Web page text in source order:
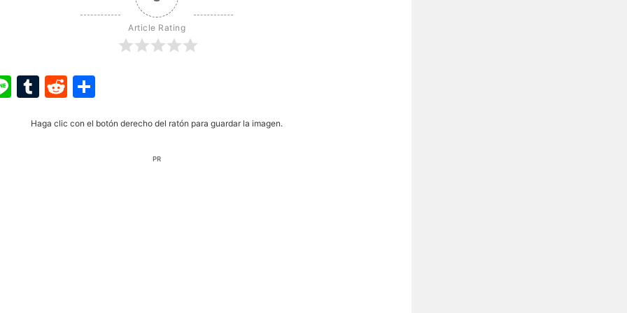
Article Rating
LineTumblr
Reddit
Haga clic con el botón derecho del ratón para guardar la imagen.
PR